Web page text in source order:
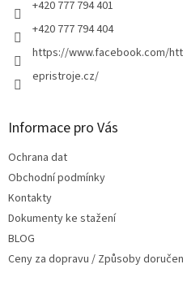
+420 777 794 401
+420 777 794 404
https://www.facebook.com/
epristroje.cz/
Informace pro Vás
Ochrana dat
Obchodní podmínky
Kontakty
Dokumenty ke stažení
BLOG
Ceny za dopravu / Způsoby